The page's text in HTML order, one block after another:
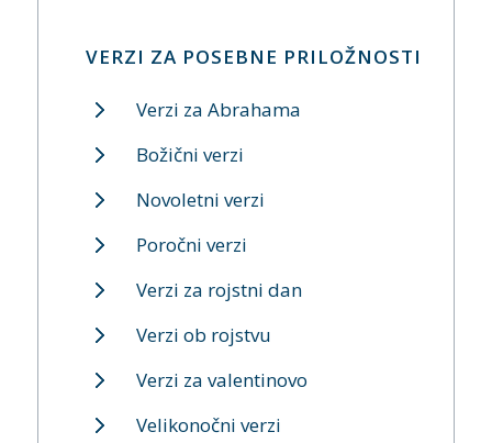
VERZI ZA POSEBNE PRILOŽNOSTI
Verzi za Abrahama
Božični verzi
Novoletni verzi
Poročni verzi
Verzi za rojstni dan
Verzi ob rojstvu
Verzi za valentinovo
Velikonočni verzi